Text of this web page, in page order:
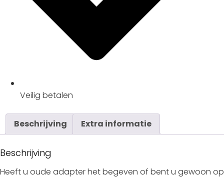
Veilig betalen
Beschrijving Extra informatie
Beschrijving
Heeft u oude adapter het begeven of bent u gewoon op